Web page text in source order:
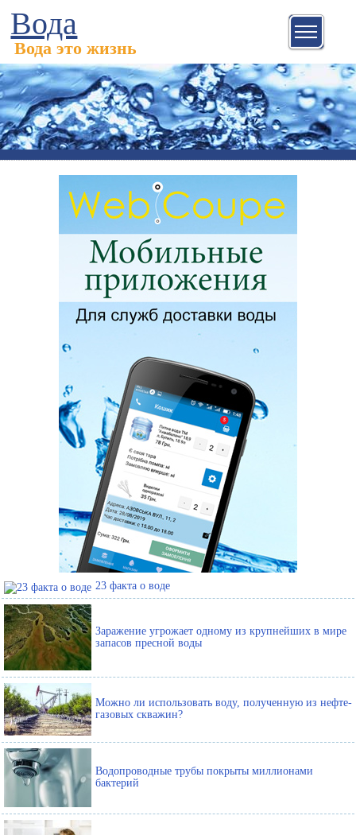
Вода
Вода это жизнь
23 факта о воде
Заражение угрожает одному из крупнейших в мире
запасов пресной воды
Можно ли использовать воду, полученную из нефте-
газовых скважин?
Водопроводные трубы покрыты миллионами
бактерий